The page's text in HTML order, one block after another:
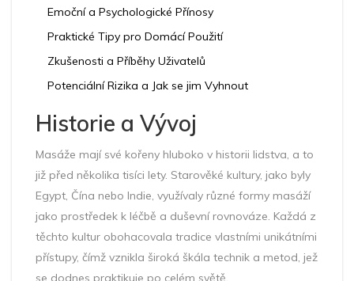
Emoční a Psychologické Přínosy
Praktické Tipy pro Domácí Použití
Zkušenosti a Příběhy Uživatelů
Potenciální Rizika a Jak se jim Vyhnout
Historie a Vývoj
Masáže mají své kořeny hluboko v historii lidstva, a to
již před několika tisíci lety. Starověké kultury, jako byly
Egypt, Čína nebo Indie, využívaly různé formy masáží
jako prostředek k léčbě a duševní rovnováze. Každá z
těchto kultur obohacovala tradice vlastními unikátními
přístupy, čímž vznikla široká škála technik a metod, jež
se dodnes praktikuje po celém světě.